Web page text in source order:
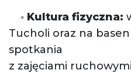
◦ Kultura fizyczna:
Tucholi oraz na
spotkania
z zajęciami